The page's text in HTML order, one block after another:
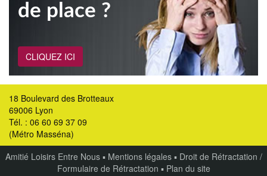
de place ?
CLIQUEZ ICI
18 Boulevard des Brotteaux
69006 Lyon
Tél. : 06 60 69 37 09
(Métro Masséna)
Amitié Loisirs Entre Nous▪ Mentions légales▪ Droit de Rétractation /
Formulaire de Rétractation ▪ Plan du site